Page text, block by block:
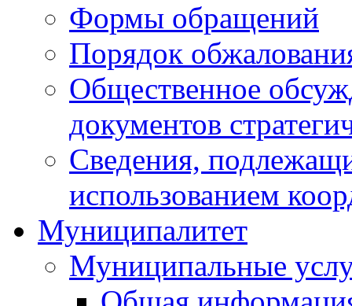
Формы обращений
Порядок
Общественное
документов
Сведения,
использованием
Муниципалитет
Муниципальные